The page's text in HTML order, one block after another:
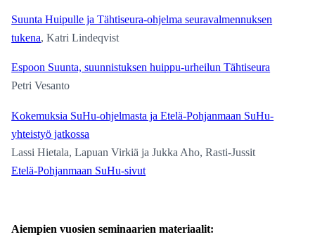
Suunta Huipulle ja Tähtiseura-ohjelma seuravalmennuksen
tukena, Katri Lindeqvist
Espoon Suunta, suunnistuksen huippu-urheilun Tähtiseura
Petri Vesanto
Kokemuksia SuHu-ohjelmasta ja Etelä-Pohjanmaan SuHu-
yhteistyö jatkossa
Lassi Hietala, Lapuan Virkiä ja Jukka Aho, Rasti-Jussit
Etelä-Pohjanmaan SuHu-sivut
Aiempien vuosien seminaarien materiaalit: